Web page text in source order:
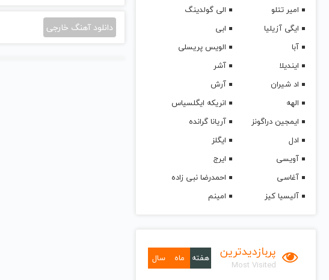
امیر تتلو
الی گولدینگ
ایگی آزیلیا
ابی
آبا
الویس پریسلی
ایندیلا
آشر
اد شیران
آرش
الهه
انریکه ایگلسیاس
ایمجین دراگونز
آریانا گرانده
ادل
ایگلز
آویسی
ایرج
آغاسی
احمدرضا نبی زاده
آلیسیا کیز
امینم
پربازدیدترین
Most Visited
هفته ماه سال
دانلود آهنگ خارجی